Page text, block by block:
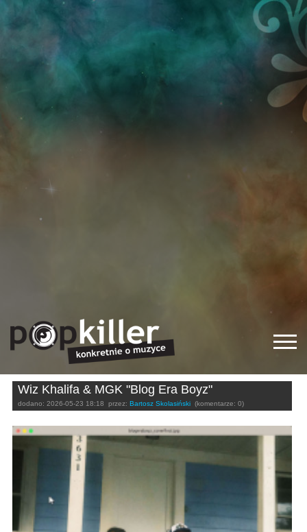
Wiz Khalifa & MGK "Blog Era Boyz"
dodano: 2026-05-23 18:18 przez: Bartosz Skolasiński (komentarze: 0)